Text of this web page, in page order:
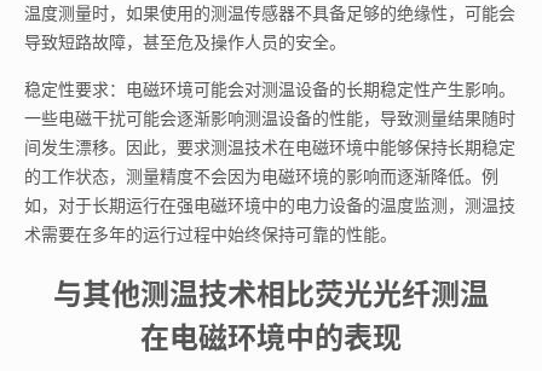
温度测量时，如果使用的测温传感器不具备足够的绝缘性，可能会
导致短路故障，甚至危及操作人员的安全。
稳定性要求：电磁环境可能会对测温设备的长期稳定性产生影响。
一些电磁干扰可能会逐渐影响测温设备的性能，导致测量结果随时
间发生漂移。因此，要求测温技术在电磁环境中能够保持长期稳定
的工作状态，测量精度不会因为电磁环境的影响而逐渐降低。例
如，对于长期运行在强电磁环境中的电力设备的温度监测，测温技
术需要在多年的运行过程中始终保持可靠的性能。
与其他测温技术相比荧光光纤测温
在电磁环境中的表现